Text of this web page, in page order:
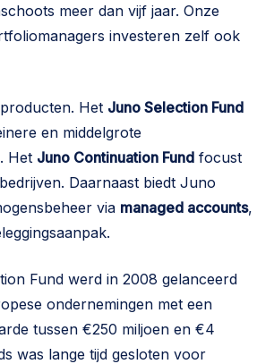
meer dan vijf jaar. Onze
investeren zelf ook
Het Juno Selection Fund
en middelgrote
Het Juno Continuation Fund focust
Daarnaast biedt Juno
via managed accounts,
Fund werd in 2008 gelanceerd
ondernemingen met een
tussen €250 miljoen en €4
was lange tijd gesloten voor